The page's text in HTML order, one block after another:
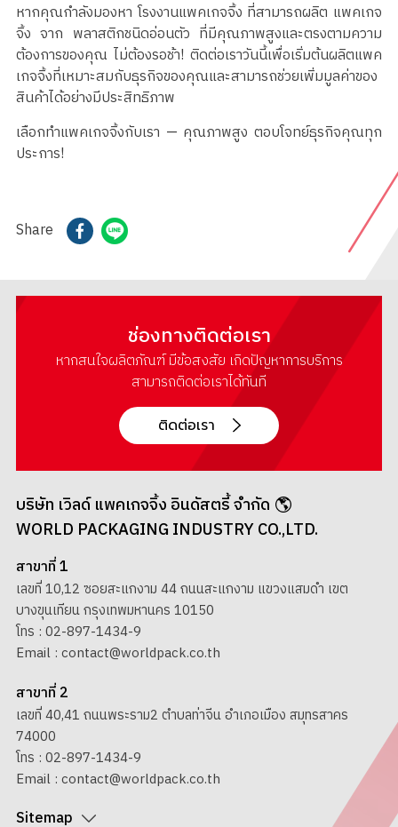
หากคุณกำลังมองหา โรงงานแพคเกจจิ้ง ที่สามารถผลิต แพคเกจ
จิ้ง จาก พลาสติกชนิดอ่อนตัว ที่มีคุณภาพสูงและตรงตามความ
ต้องการของคุณ ไม่ต้องรอช้า! ติดต่อเราวันนี้เพื่อเริ่มต้นผลิตแพค
เกจจิ้งที่เหมาะสมกับธุรกิจของคุณและสามารถช่วยเพิ่มมูลค่าของ
สินค้าได้อย่างมีประสิทธิภาพ
เลือกทำแพคเกจจิ้งกับเรา — คุณภาพสูง ตอบโจทย์ธุรกิจคุณทุก
ประการ!
Share
ช่องทางติดต่อเรา
หากสนใจผลิตภัณฑ์ มีข้อสงสัย เกิดปัญหาการบริการ
สามารถติดต่อเราได้ทันที
ติดต่อเรา
บริษัท เวิลด์ แพคเกจจิ้ง อินดัสตรี้ จำกัด
WORLD PACKAGING INDUSTRY CO.,LTD.
สาขาที่ 1
เลขที่ 10,12 ซอยสะแกงาม 44 ถนนสะแกงาม แขวงแสมดำ เขต
บางขุนเทียน กรุงเทพมหานคร 10150
โทร : 02-897-1434-9
Email : contact@worldpack.co.th
สาขาที่ 2
เลขที่ 40,41 ถนนพระราม2 ตำบลท่าจีน อำเภอเมือง สมุทรสาคร
74000
โทร : 02-897-1434-9
Email : contact@worldpack.co.th
Sitemap